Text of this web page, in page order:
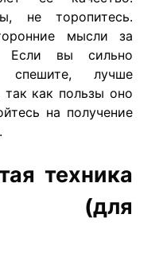
не торопитесь.
мысли за
Если вы сильно
спешите, лучше
так как пользы оно
на получение
техника
(для